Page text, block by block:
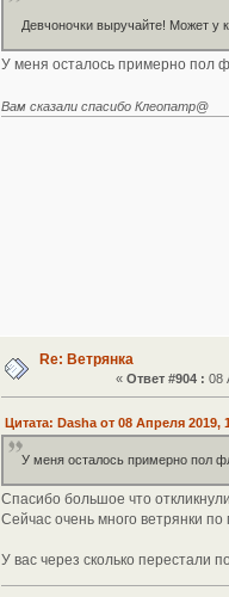
Девчоночки выручайте! Может у
У меня осталось примерно пол
Вам сказали спасибо Клеопатр@
Re: Ветрянка
«Ответ #904 : 08
Цитата: Dasha от 08 Апреля 2019,
У меня осталось примерно пол
Спасибо большое что
Сейчас очень много ветрянки по
У вас через сколько перестали